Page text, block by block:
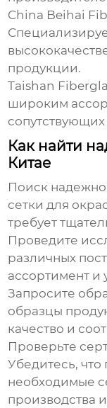
China Beihai
продукции.
Taishan
широким
Как найти
Китае
Поиск
сетки для
требует
Проведите
различных
ассортимент и
Запросите
образцы
качество и
Проверьте
Убедитесь,
необходимые
производства